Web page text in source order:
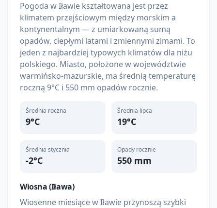
Pogoda w Iławie kształtowana jest przez
klimatem przejściowym między morskim a
kontynentalnym — z umiarkowaną sumą
opadów, ciepłymi latami i zmiennymi zimami. To
jeden z najbardziej typowych klimatów dla niżu
polskiego. Miasto, położone w województwie
warmińsko-mazurskie, ma średnią temperaturę
roczną 9°C i 550 mm opadów rocznie.
Średnia roczna
9°C
Średnia lipca
19°C
Średnia stycznia
-2°C
Opady rocznie
550 mm
Wiosna (Iława)
Wiosenne miesiące w Iławie przynoszą szybki